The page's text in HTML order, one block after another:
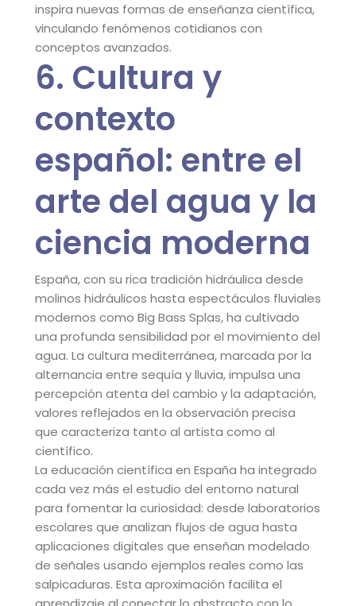
inspira nuevas formas de enseñanza científica,
vinculando fenómenos cotidianos con
conceptos avanzados.
6. Cultura y
contexto
español: entre el
arte del agua y la
ciencia moderna
España, con su rica tradición hidráulica desde
molinos hidráulicos hasta espectáculos fluviales
modernos como Big Bass Splas, ha cultivado
una profunda sensibilidad por el movimiento del
agua. La cultura mediterránea, marcada por la
alternancia entre sequía y lluvia, impulsa una
percepción atenta del cambio y la adaptación,
valores reflejados en la observación precisa
que caracteriza tanto al artista como al
científico.
La educación científica en España ha integrado
cada vez más el estudio del entorno natural
para fomentar la curiosidad: desde laboratorios
escolares que analizan flujos de agua hasta
aplicaciones digitales que enseñan modelado
de señales usando ejemplos reales como las
salpicaduras. Esta aproximación facilita el